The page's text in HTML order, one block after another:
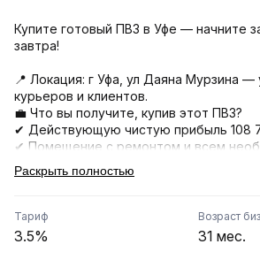
Купите готовый ПВЗ в Уфе — начните
завтра!
📍 Локация: г Уфа, ул Даяна Мурзина —
курьеров и клиентов.
💼 Что вы получите, купив этот ПВЗ?
✔ Действующую чистую прибыль 108
✔ Помещение с ремонтом и всем
✔ Рабочие договоры с маркетплейсами.
✔ Обучение и инструкции по
✔ Сотрудников, готовых остаться с
Раскрыть полностью
Тариф
3.5%
Возраст
31 мес.